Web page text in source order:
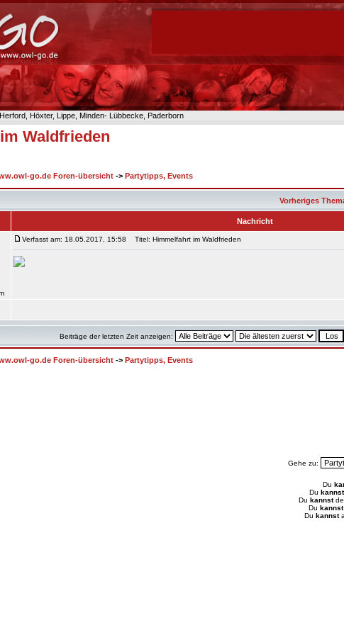
Höxter, Lippe, Minden- Lübbecke, Paderborn
Waldfrieden
go.de Foren-übersicht -> Partytipps, Events
Vorheriges
Nachricht
Verfasst am: 18.05.2017, 15:58 Titel: Himmelfahrt im Waldfrieden
Beiträge der letzten Zeit anzeigen:
go.de Foren-übersicht -> Partytipps, Events
Gehe zu:
Du
Du kannst
Du kannst
Du kannst
Du kannst